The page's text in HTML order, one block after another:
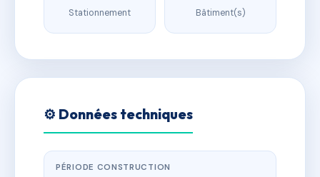
Stationnement Bâtiment(s)
⚙️ Données techniques
PÉRIODE CONSTRUCTION